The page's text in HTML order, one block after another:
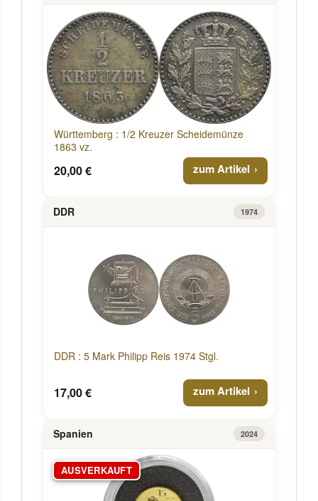
Württemberg : 1/2 Kreuzer Scheidemünze
1863 vz.
20,00 € zum Artikel
DDR 1974
DDR : 5 Mark Philipp Reis 1974 Stgl.
17,00 € zum Artikel
Spanien 2024
AUSVERKAUFT